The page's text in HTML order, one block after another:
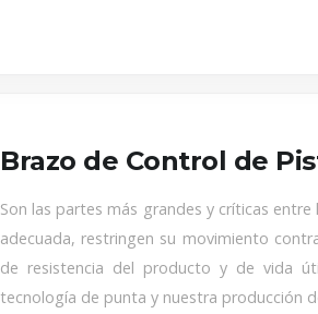
Brazo de Control de
Son las partes más grandes y críticas
adecuada, restringen su movimiento
de resistencia del producto y de vida
tecnología de punta y nuestra producción